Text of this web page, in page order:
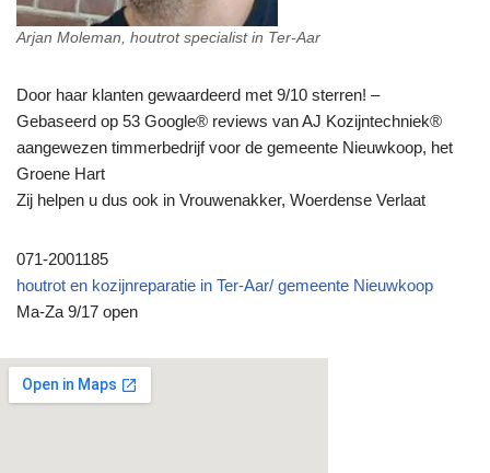
Arjan Moleman, houtrot specialist in Ter-Aar
Door haar klanten gewaardeerd met 9/10 sterren! –
Gebaseerd op 53 Google® reviews van AJ Kozijntechniek®
aangewezen timmerbedrijf voor de gemeente Nieuwkoop, het
Groene Hart
Zij helpen u dus ook in Vrouwenakker, Woerdense Verlaat
071-2001185
houtrot en kozijnreparatie in Ter-Aar/ gemeente Nieuwkoop
Ma-Za 9/17 open